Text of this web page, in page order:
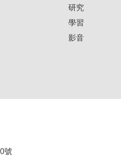
研究
學習
影音
號